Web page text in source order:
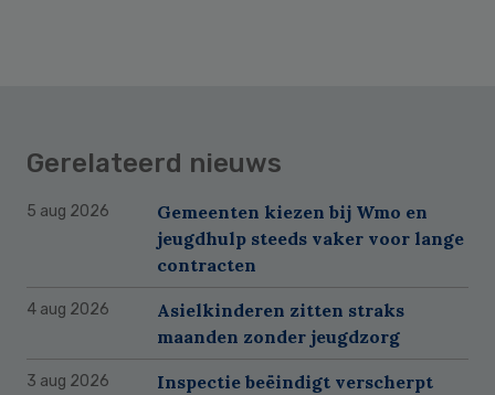
Gerelateerd nieuws
5 aug 2026
Gemeenten kiezen bij Wmo en
jeugdhulp steeds vaker voor lange
contracten
4 aug 2026
Asielkinderen zitten straks
maanden zonder jeugdzorg
3 aug 2026
Inspectie beëindigt verscherpt